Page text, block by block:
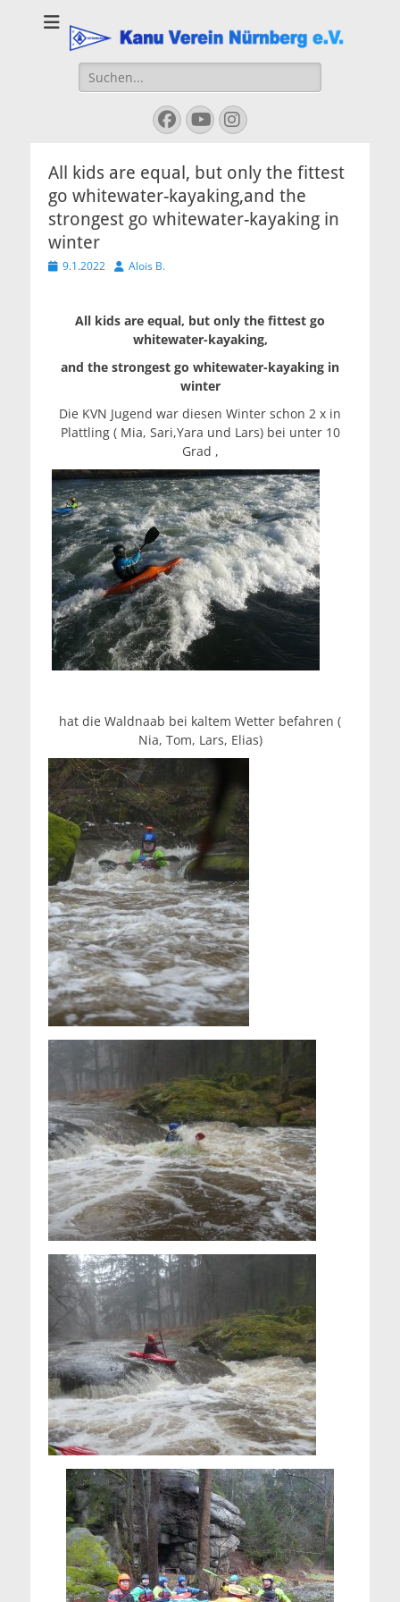
Kanu Verein
Nuernberg
Suchen
nach:
Facebook
YouTube
Instagram
All kids are equal, but only the fittest
go whitewater-kayaking,and the
strongest go whitewater-kayaking in
winter
Veröffentlicht
9.1.2022 AutorAlois B.
All kids are equal, but only the fittest go
whitewater-kayaking,
and the strongest go whitewater-kayaking in
winter
Die KVN Jugend war diesen Winter schon 2 x in
Plattling ( Mia, Sari,Yara und Lars) bei unter 10
Grad ,
hat die Waldnaab bei kaltem Wetter befahren (
Nia, Tom, Lars, Elias)